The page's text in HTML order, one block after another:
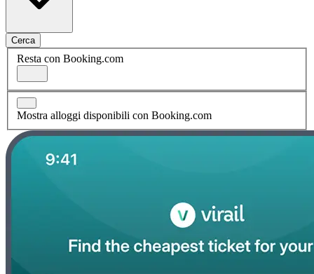
Cerca
Resta con Booking.com
Mostra alloggi disponibili con Booking.com